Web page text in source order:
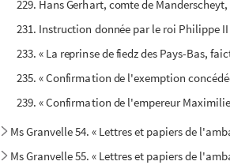
229. Hans Gerhart, comte de
231. Instruction donnée par le roi Philippe
233. « La reprinse de fiedz des Pays-Bas,
235. « Confirmation de l'exemption
239. « Confirmation de l'empereur
Ms Granvelle 54. « Lettres et papiers de
Ms Granvelle 55. « Lettres et papiers de